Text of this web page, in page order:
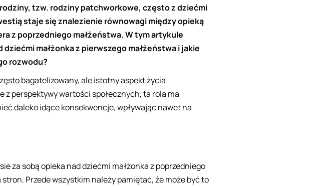
tzw. rodziny patchworkowe, często z dziećmi
staje się znalezienie równowagi między opieką
z poprzedniego małżeństwa. W tym artykule
małżonka z pierwszego małżeństwa i jakie
rozwodu?
bagatelizowany, ale istotny aspekt życia
z perspektywy wartości społecznych, ta rola ma
daleko idące konsekwencje, wpływając nawet na
za sobą opieka nad dziećmi małżonka z poprzedniego
Przede wszystkim należy pamiętać, że może być to